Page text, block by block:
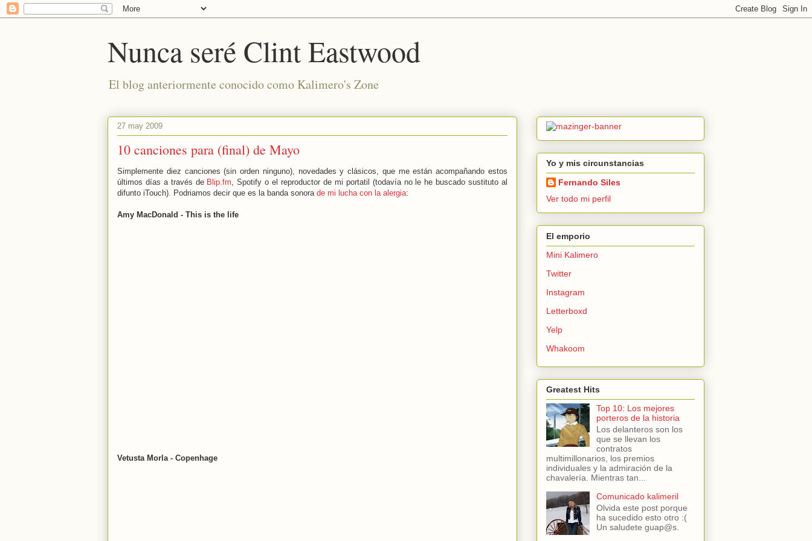
Nunca seré Clint Eastwood
El blog anteriormente conocido como Kalimero's Zone
27 may 2009
10 canciones para (final) de Mayo
Simplemente diez canciones (sin orden ninguno), novedades y clásicos, que me están acompañando estos
últimos días a través de Blip.fm, Spotify o el reproductor de mi portatil (todavía no le he buscado sustituto al
difunto iTouch). Podriamos decir que es la banda sonora de mi lucha con la alergia:
Amy MacDonald - This is the life
Vetusta Morla - Copenhage
Yo y mis circunstancias
Fernando Siles
Ver todo mi perfil
El emporio
Mini Kalimero
Twitter
Instagram
Letterboxd
Yelp
Whakoom
Greatest Hits
Top 10: Los mejores
porteros de la historia
Los delanteros son los
que se llevan los
contratos
multimillonarios, los premios
individuales y la admiración de la
chavalería. Mientras tan...
Comunicado kalimeril
Olvida este post porque
ha sucedido esto otro :(
Un saludete guap@s.